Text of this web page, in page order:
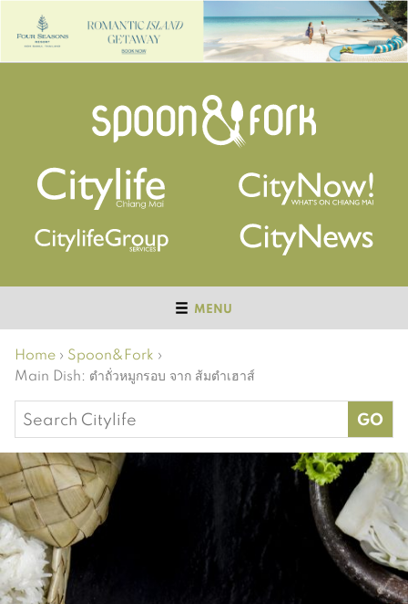
MENU
Home › Spoon&Fork ›
Main Dish: ตำถั่วหมูกรอบ จาก ส้มตำเฮาส์
Search
for: